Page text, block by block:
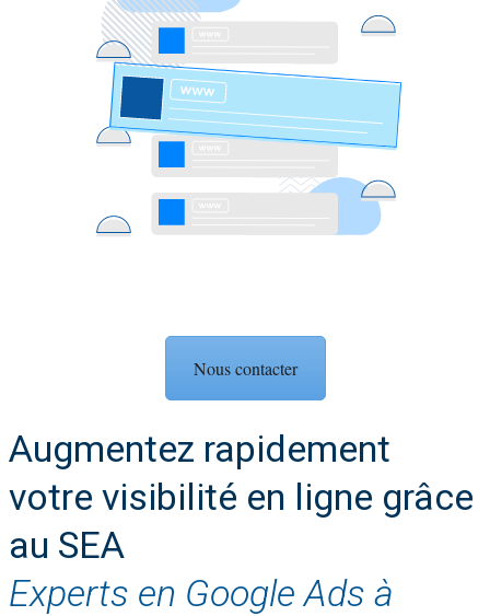
Nous contacter
Augmentez rapidement
votre visibilité en ligne grâce
au SEA
Experts en Google Ads à